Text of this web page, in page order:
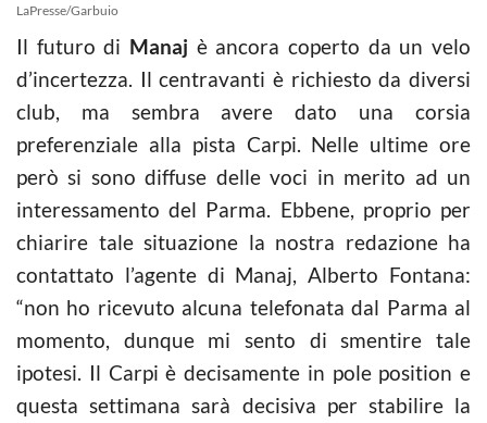
LaPresse/Garbuio
Il futuro di Manaj è ancora coperto da un velo
d’incertezza. Il centravanti è richiesto da diversi
club, ma sembra avere dato una corsia
preferenziale alla pista Carpi. Nelle ultime ore
però si sono diffuse delle voci in merito ad un
interessamento del Parma. Ebbene, proprio per
chiarire tale situazione la nostra redazione ha
contattato l’agente di Manaj, Alberto Fontana:
“non ho ricevuto alcuna telefonata dal Parma al
momento, dunque mi sento di smentire tale
ipotesi. Il Carpi è decisamente in pole position e
questa settimana sarà decisiva per stabilire la